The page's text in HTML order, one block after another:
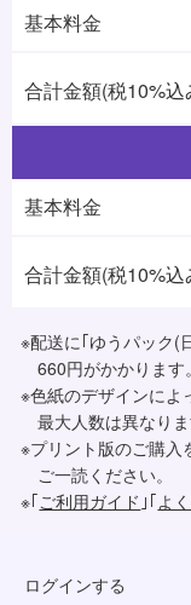
基本料金
合計金額(税10%込
基本料金
合計金額(税10%込
※配送に｢ゆうパック(
660円がかかります。
※色紙のデザインによ
最大人数は異なりま
※プリント版のご購入
ご一読ください。
※｢ご利用ガイド ｣｢よ
ログインする